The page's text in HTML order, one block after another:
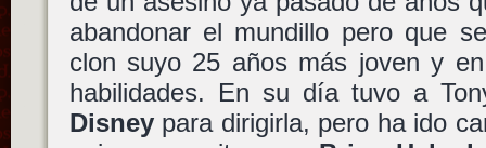
abandonar el mundillo pero que
clon suyo 25 años más joven y
habilidades. En su día tuvo a
Disneypara dirigirla, pero ha ido